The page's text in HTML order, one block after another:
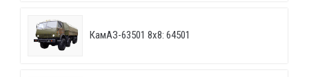
КамАЗ-63501 8х8: 64501